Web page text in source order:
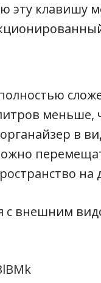
эту клавишу
меньше,
в
на
с внешним